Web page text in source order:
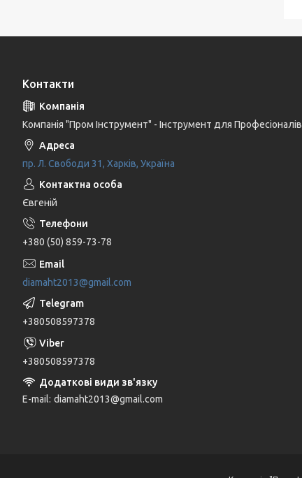
Контакти
Компанія "Пром Інструмент" - Інструмент для Професіоналів
пр. Л. Свободи 31, Харків, Україна
Євгеній
+380 (50) 859-73-78
diamaht2013@gmail.com
+380508597378
+380508597378
E-mail diamaht2013@gmail.com